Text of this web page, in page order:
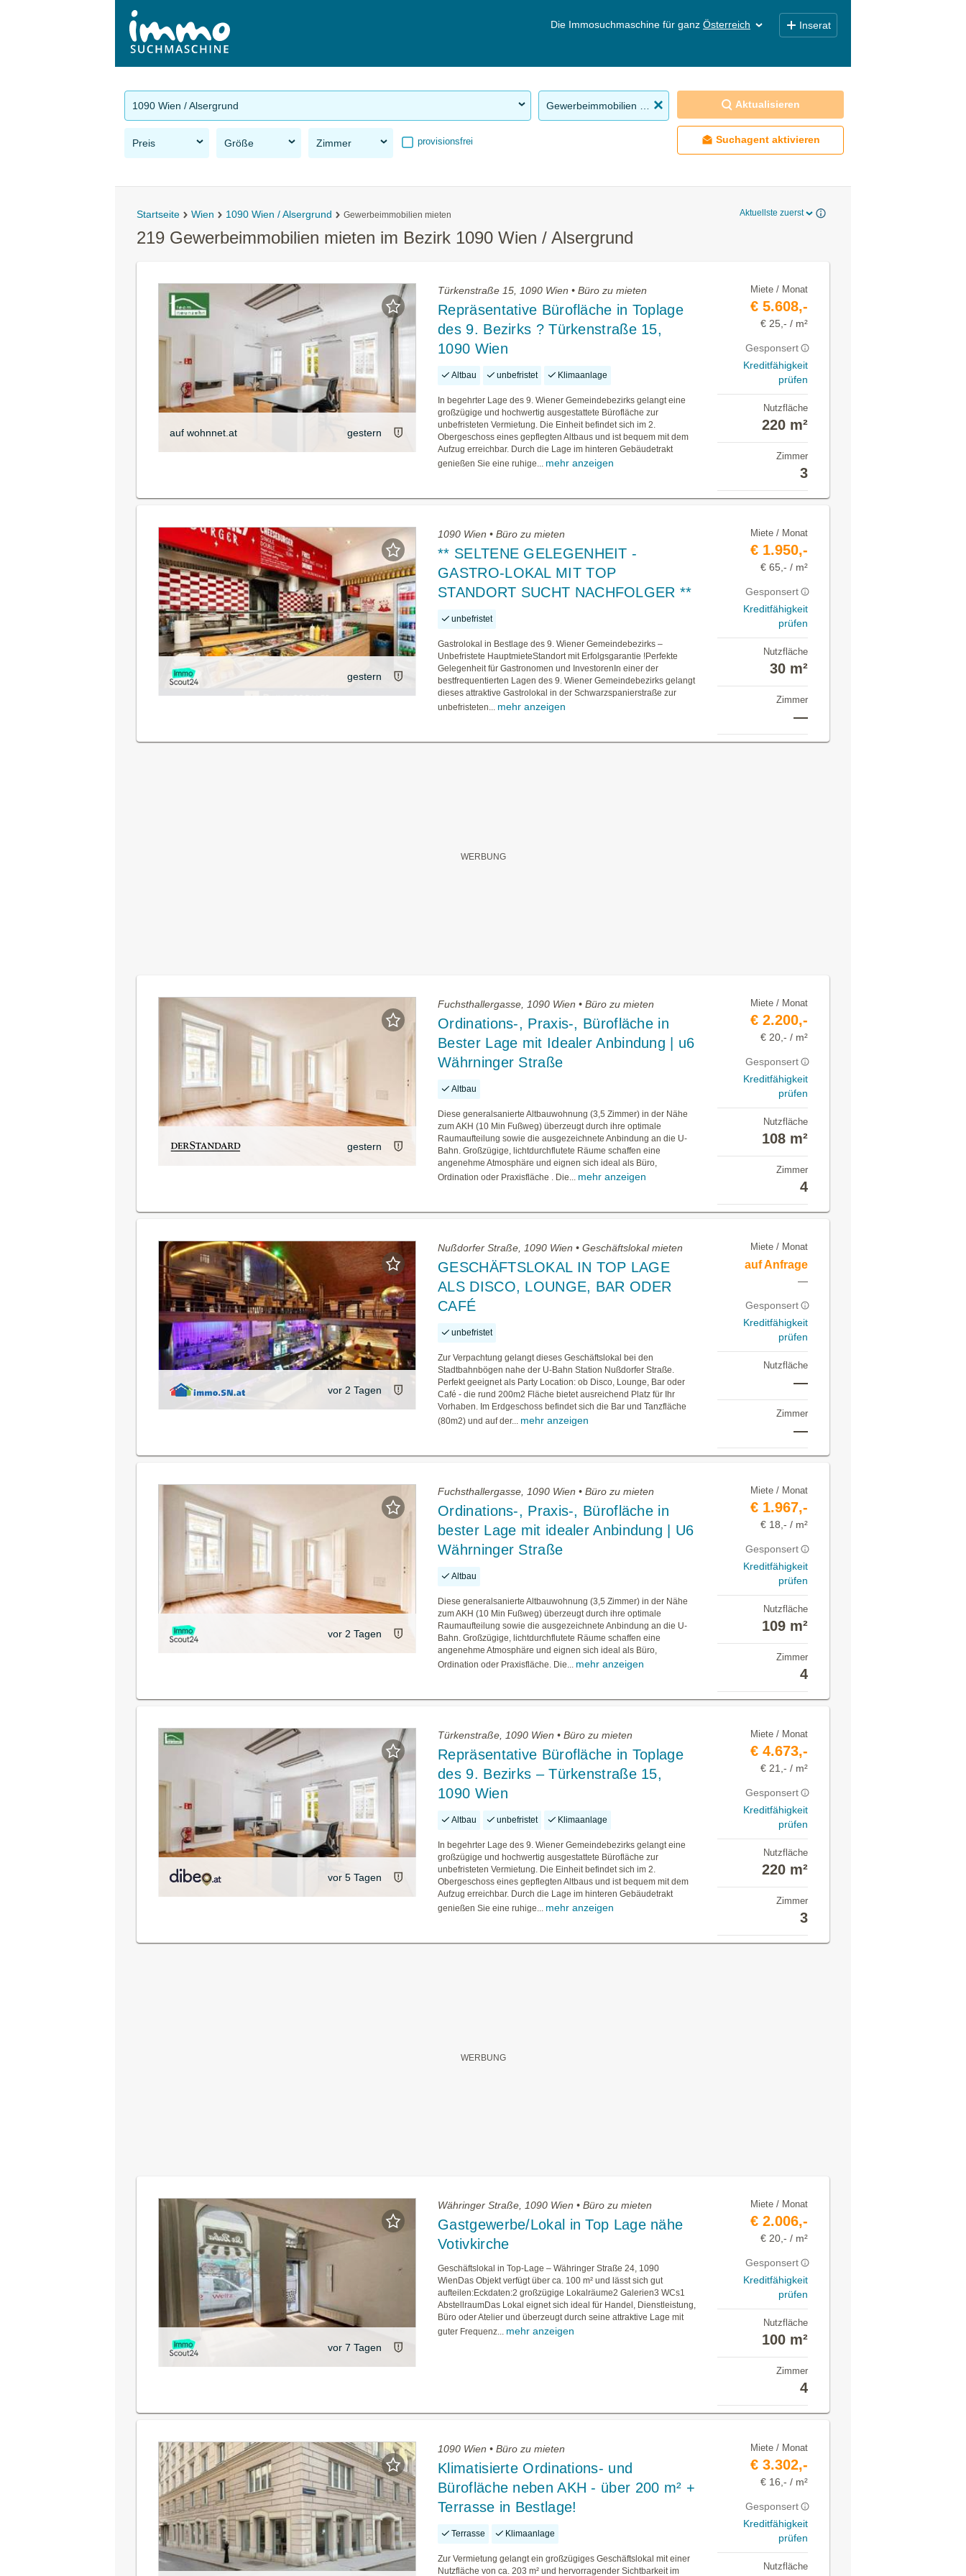
Die Immosuchmaschine für ganz Österreich Inserat
1090 Wien / Alsergrund
Preis Größe Zimmer provisionsfrei
Aktualisieren
Suchagent aktivieren
Startseite Wien 1090 Wien / Alsergrund Gewerbeimmobilien mieten Aktuellste zuerst
219 Gewerbeimmobilien mieten im Bezirk 1090 Wien / Alsergrund
auf wohnnet.at gestern
Türkenstraße 15, 1090 Wien • Büro zu mieten
Repräsentative Bürofläche in Toplage
des 9. Bezirks ? Türkenstraße 15,
1090 Wien
Altbau unbefristet Klimaanlage
In begehrter Lage des 9. Wiener Gemeindebezirks gelangt eine
großzügige und hochwertig ausgestattete Bürofläche zur
unbefristeten Vermietung. Die Einheit befindet sich im 2.
Obergeschoss eines gepflegten Altbaus und ist bequem mit dem
Aufzug erreichbar. Durch die Lage im hinteren Gebäudetrakt
genießen Sie eine ruhige... mehr anzeigen
Miete / Monat
€ 5.608,-
€ 25,- / m²
Gesponsert
Kreditfähigkeit
prüfen
Nutzfläche
220 m²
Zimmer
3
gestern
1090 Wien • Büro zu mieten
** SELTENE GELEGENHEIT -
GASTRO-LOKAL MIT TOP
STANDORT SUCHT NACHFOLGER **
unbefristet
Gastrolokal in Bestlage des 9. Wiener Gemeindebezirks –
Unbefristete HauptmieteStandort mit Erfolgsgarantie !Perfekte
Gelegenheit für Gastronomen und InvestorenIn einer der
bestfrequentierten Lagen des 9. Wiener Gemeindebezirks gelangt
dieses attraktive Gastrolokal in der Schwarzspanierstraße zur
unbefristeten... mehr anzeigen
Miete / Monat
€ 1.950,-
€ 65,- / m²
Gesponsert
Kreditfähigkeit
prüfen
Nutzfläche
30 m²
Zimmer
—
gestern
Fuchsthallergasse, 1090 Wien • Büro zu mieten
Ordinations-, Praxis-, Bürofläche in
Bester Lage mit Idealer Anbindung | u6
Währninger Straße
Altbau
Diese generalsanierte Altbauwohnung (3,5 Zimmer) in der Nähe
zum AKH (10 Min Fußweg) überzeugt durch ihre optimale
Raumaufteilung sowie die ausgezeichnete Anbindung an die U-
Bahn. Großzügige, lichtdurchflutete Räume schaffen eine
angenehme Atmosphäre und eignen sich ideal als Büro,
Ordination oder Praxisfläche . Die... mehr anzeigen
Miete / Monat
€ 2.200,-
€ 20,- / m²
Gesponsert
Kreditfähigkeit
prüfen
Nutzfläche
108 m²
Zimmer
4
vor 2 Tagen
Nußdorfer Straße, 1090 Wien • Geschäftslokal mieten
GESCHÄFTSLOKAL IN TOP LAGE
ALS DISCO, LOUNGE, BAR ODER
CAFÉ
unbefristet
Zur Verpachtung gelangt dieses Geschäftslokal bei den
Stadtbahnbögen nahe der U-Bahn Station Nußdorfer Straße.
Perfekt geeignet als Party Location: ob Disco, Lounge, Bar oder
Café - die rund 200m2 Fläche bietet ausreichend Platz für Ihr
Vorhaben. Im Erdgeschoss befindet sich die Bar und Tanzfläche
(80m2) und auf der... mehr anzeigen
Miete / Monat
auf Anfrage
—
Gesponsert
Kreditfähigkeit
prüfen
Nutzfläche
—
Zimmer
—
vor 2 Tagen
Fuchsthallergasse, 1090 Wien • Büro zu mieten
Ordinations-, Praxis-, Bürofläche in
bester Lage mit idealer Anbindung | U6
Währninger Straße
Altbau
Diese generalsanierte Altbauwohnung (3,5 Zimmer) in der Nähe
zum AKH (10 Min Fußweg) überzeugt durch ihre optimale
Raumaufteilung sowie die ausgezeichnete Anbindung an die U-
Bahn. Großzügige, lichtdurchflutete Räume schaffen eine
angenehme Atmosphäre und eignen sich ideal als Büro,
Ordination oder Praxisfläche. Die... mehr anzeigen
Miete / Monat
€ 1.967,-
€ 18,- / m²
Gesponsert
Kreditfähigkeit
prüfen
Nutzfläche
109 m²
Zimmer
4
vor 5 Tagen
Türkenstraße, 1090 Wien • Büro zu mieten
Repräsentative Bürofläche in Toplage
des 9. Bezirks – Türkenstraße 15,
1090 Wien
Altbau unbefristet Klimaanlage
In begehrter Lage des 9. Wiener Gemeindebezirks gelangt eine
großzügige und hochwertig ausgestattete Bürofläche zur
unbefristeten Vermietung. Die Einheit befindet sich im 2.
Obergeschoss eines gepflegten Altbaus und ist bequem mit dem
Aufzug erreichbar. Durch die Lage im hinteren Gebäudetrakt
genießen Sie eine ruhige... mehr anzeigen
Miete / Monat
€ 4.673,-
€ 21,- / m²
Gesponsert
Kreditfähigkeit
prüfen
Nutzfläche
220 m²
Zimmer
3
vor 7 Tagen
Währinger Straße, 1090 Wien • Büro zu mieten
Gastgewerbe/Lokal in Top Lage nähe
Votivkirche
Geschäftslokal in Top-Lage – Währinger Straße 24, 1090
WienDas Objekt verfügt über ca. 100 m² und lässt sich gut
aufteilen:Eckdaten:2 großzügige Lokalräume2 Galerien3 WCs1
AbstellraumDas Lokal eignet sich ideal für Handel, Dienstleistung,
Büro oder Atelier und überzeugt durch seine attraktive Lage mit
guter Frequenz... mehr anzeigen
Miete / Monat
€ 2.006,-
€ 20,- / m²
Gesponsert
Kreditfähigkeit
prüfen
Nutzfläche
100 m²
Zimmer
4
1090 Wien • Büro zu mieten
Klimatisierte Ordinations- und
Bürofläche neben AKH - über 200 m² +
Terrasse in Bestlage!
Terrasse Klimaanlage
Zur Vermietung gelangt ein großzügiges Geschäftslokal mit einer
Nutzfläche von ca. 203 m² und hervorragender Sichtbarkeit im
Miete / Monat
€ 3.302,-
€ 16,- / m²
Gesponsert
Kreditfähigkeit
prüfen
Nutzfläche